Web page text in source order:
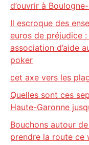
d’ouvrir à
Il escroque des
euros de préjudice :
association d’aide
poker
cet axe vers les
Quelles sont ces
Haute-Garonne
Bouchons autour
prendre la route ce